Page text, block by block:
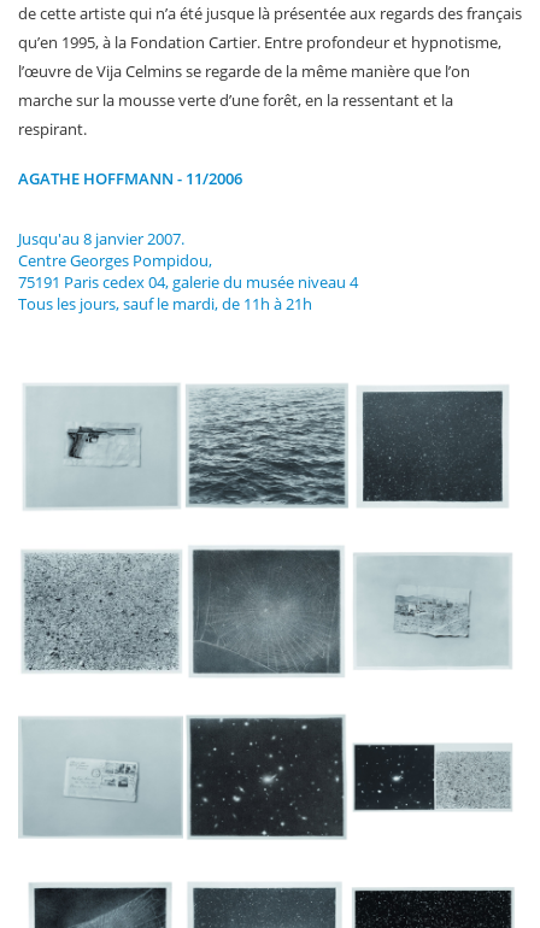
de cette artiste qui n’a été jusque là présentée aux regards des français
qu’en 1995, à la Fondation Cartier. Entre profondeur et hypnotisme,
l’œuvre de Vija Celmins se regarde de la même manière que l’on
marche sur la mousse verte d’une forêt, en la ressentant et la
respirant.
AGATHE HOFFMANN - 11/2006
Jusqu'au 8 janvier 2007.
Centre Georges Pompidou,
75191 Paris cedex 04, galerie du musée niveau 4
Tous les jours, sauf le mardi, de 11h à 21h